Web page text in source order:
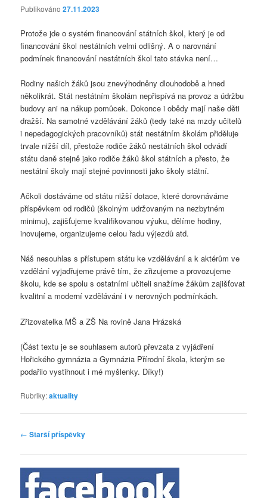
Publikováno27.11.2023
Protože jde o systém financování státních škol, který je od
financování škol nestátních velmi odlišný. A o narovnání
podmínek financování nestátních škol tato stávka není…
Rodiny našich žáků jsou znevýhodněny dlouhodobě a hned
několikrát. Stát nestátním školám nepřispívá na provoz a údržbu
budovy ani na nákup pomůcek. Dokonce i obědy mají naše děti
dražší. Na samotné vzdělávání žáků (tedy také na mzdy učitelů
i nepedagogických pracovníků) stát nestátním školám přiděluje
trvale nižší díl, přestože rodiče žáků nestátních škol odvádí
státu daně stejně jako rodiče žáků škol státních a přesto, že
nestátní školy mají stejné povinnosti jako školy státní.
Ačkoli dostáváme od státu nižší dotace, které dorovnáváme
příspěvkem od rodičů (školným udržovaným na nezbytném
minimu), zajišťujeme kvalifikovanou výuku, dělíme hodiny,
inovujeme, organizujeme celou řadu výjezdů atd.
Náš nesouhlas s přístupem státu ke vzdělávání a k aktérům ve
vzdělání vyjadřujeme právě tím, že zřizujeme a provozujeme
školu, kde se spolu s ostatními učiteli snažíme žákům zajišťovat
kvalitní a moderní vzdělávání i v nerovných podmínkách.
Zřizovatelka MŠ a ZŠ Na rovině Jana Hrázská
(Část textu je se souhlasem autorů převzata z vyjádření
Hořického gymnázia a Gymnázia Přírodní škola, kterým se
podařilo vystihnout i mé myšlenky. Díky!)
Rubriky:aktuality
Navigace
příspěvky
← Starší příspěvky